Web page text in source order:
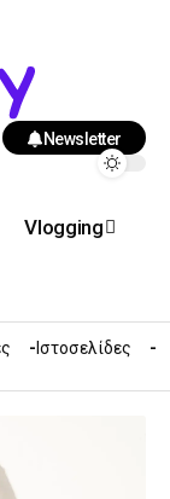
Newsletter
Vlogging
Ιστοσελίδες